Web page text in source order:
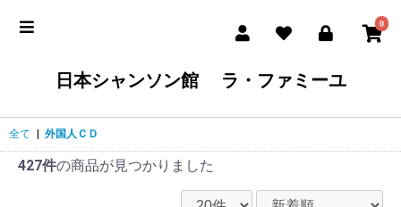
0
日本シャンソン館 ラ・ファミーユ
全て 外国人ＣＤ
427件の商品が見つかりました